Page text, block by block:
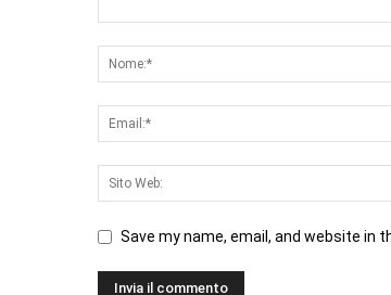
Save my name, email, and website in